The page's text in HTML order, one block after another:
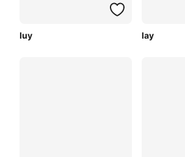
luy lay